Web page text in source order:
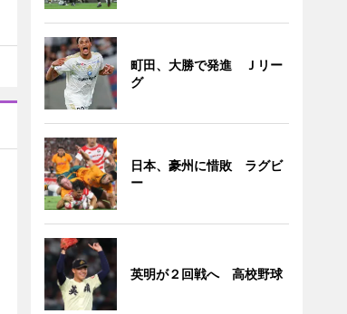
町田、大勝で発進 Ｊリー
グ
日本、豪州に惜敗 ラグビ
ー
英明が２回戦へ 高校野球